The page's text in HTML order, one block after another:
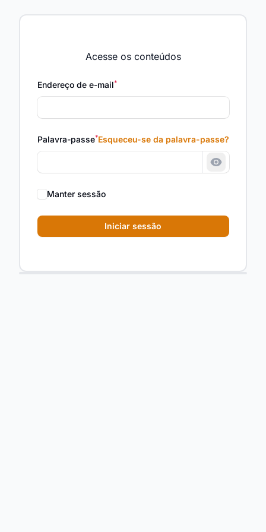
Acesse os conteúdos
Endereço de e-mail*
Palavra-passe*Esqueceu-se da palavra-passe?
Mostrar a
Manter sessão
Iniciar sessão